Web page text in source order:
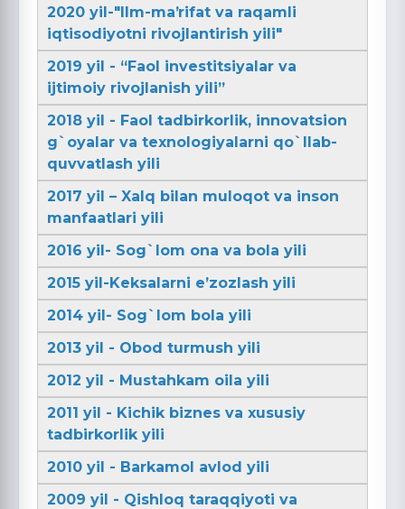
2020 yil-"Ilm-maʼrifat va raqamli
iqtisodiyotni rivojlantirish yili"
2019 yil - “Faol investitsiyalar va
ijtimoiy rivojlanish yili”
2018 yil - Faol tadbirkorlik, innovatsion
g`oyalar va texnologiyalarni qo`llab-
quvvatlash yili
2017 yil – Xalq bilan muloqot va inson
manfaatlari yili
2016 yil- Sog`lom ona va bola yili
2015 yil-Keksalarni e’zozlash yili
2014 yil- Sog`lom bola yili
2013 yil - Obod turmush yili
2012 yil - Mustahkam oila yili
2011 yil - Kichik biznes va xususiy
tadbirkorlik yili
2010 yil - Barkamol avlod yili
2009 yil - Qishloq taraqqiyoti va